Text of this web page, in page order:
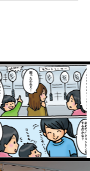
【
ト
販
に